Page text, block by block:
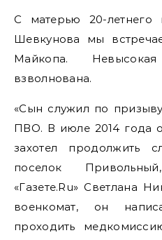
С матерью 20-летнего
Шевкунова мы
Майкопа.
взволнована.
«Сын служил по
ПВО. В июле 2014 года
захотел продолжить
поселок
«Газете.Ru» Светлана
военкомат, он
проходить